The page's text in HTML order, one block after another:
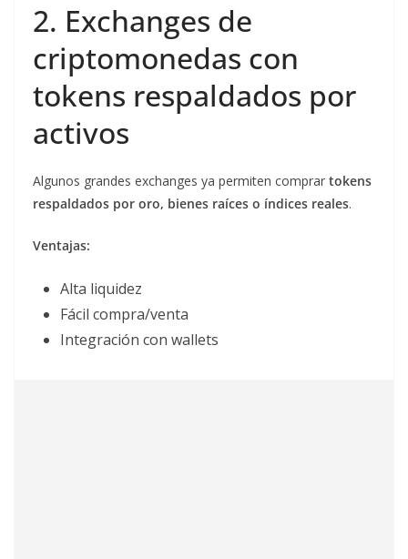
2. Exchanges de
criptomonedas con
tokens respaldados por
activos
Algunos grandes exchanges ya permiten comprar tokens
respaldados por oro, bienes raíces o índices reales.
Ventajas:
Alta liquidez
Fácil compra/venta
Integración con wallets